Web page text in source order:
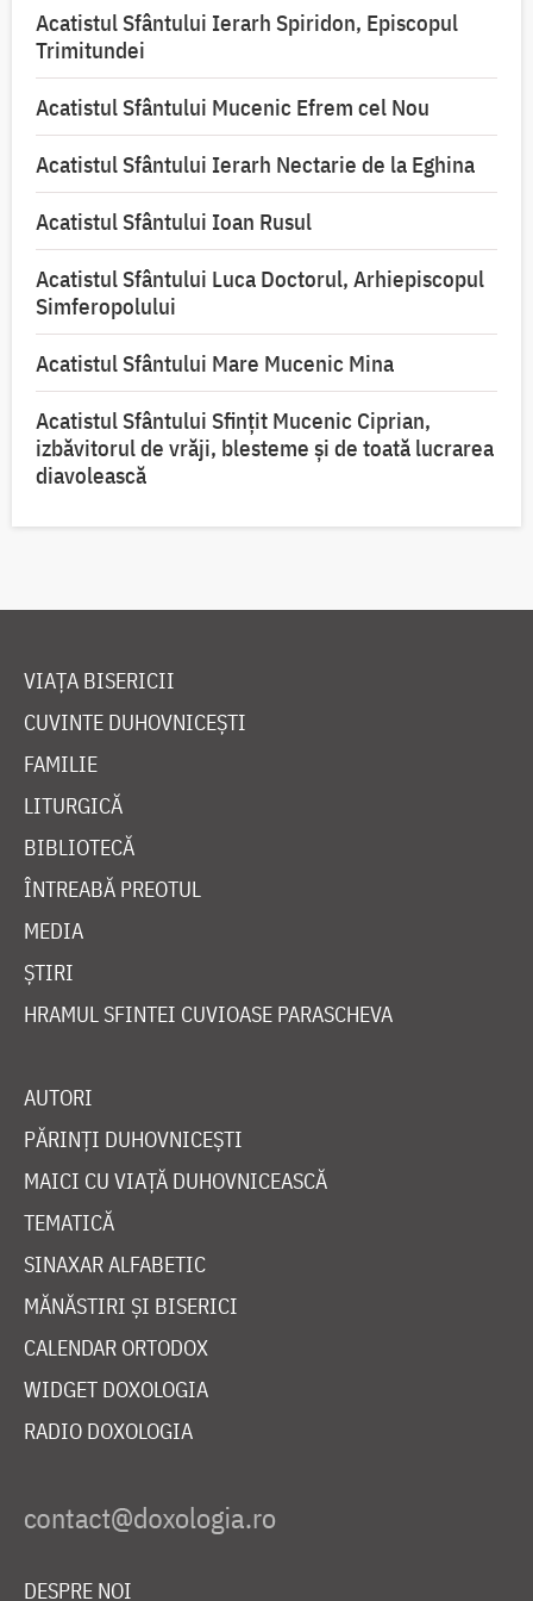
Acatistul Sfântului Ierarh Spiridon, Episcopul
Trimitundei
Acatistul Sfântului Mucenic Efrem cel Nou
Acatistul Sfântului Ierarh Nectarie de la Eghina
Acatistul Sfântului Ioan Rusul
Acatistul Sfântului Luca Doctorul, Arhiepiscopul
Simferopolului
Acatistul Sfântului Mare Mucenic Mina
Acatistul Sfântului Sfințit Mucenic Ciprian,
izbăvitorul de vrăji, blesteme și de toată lucrarea
diavolească
VIAȚA BISERICII
CUVINTE DUHOVNICEȘTI
FAMILIE
LITURGICĂ
BIBLIOTECĂ
ÎNTREABĂ PREOTUL
MEDIA
ȘTIRI
HRAMUL SFINTEI CUVIOASE PARASCHEVA
AUTORI
PĂRINȚI DUHOVNICEȘTI
MAICI CU VIAȚĂ DUHOVNICEASCĂ
TEMATICĂ
SINAXAR ALFABETIC
MĂNĂSTIRI ȘI BISERICI
CALENDAR ORTODOX
WIDGET DOXOLOGIA
RADIO DOXOLOGIA
DESPRE NOI